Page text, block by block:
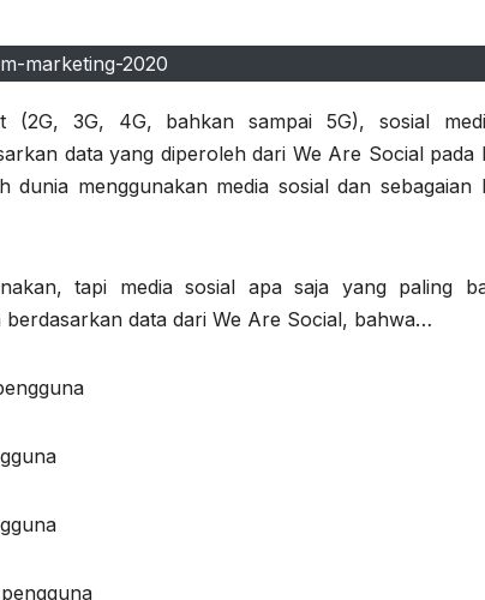
marketing-2020
(2G, 3G, 4G, bahkan sampai 5G), sosial
data yang diperoleh dari We Are Social pada
menggunakan media sosial dan sebagaian
tapi media sosial apa saja yang paling
data dari We Are Social, bahwa…